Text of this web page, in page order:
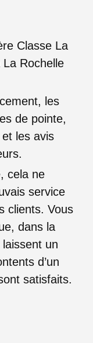
Classe La
Rochelle
les
de pointe,
les avis
cela ne
service
clients. Vous
dans la
un
d’un
satisfaits.